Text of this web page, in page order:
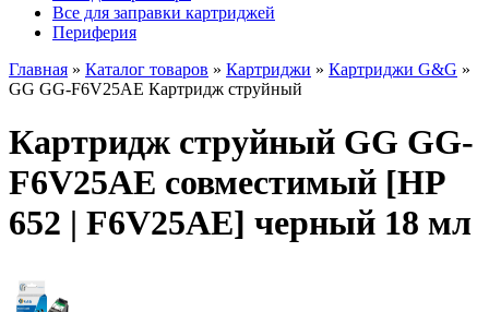
Все для заправки картриджей
Периферия
Главная » Каталог товаров » Картриджи » Картриджи G&G »
GG GG-F6V25AE Картридж струйный
Картридж струйный GG GG-
F6V25AE совместимый [HP
652 | F6V25AE] черный 18 мл